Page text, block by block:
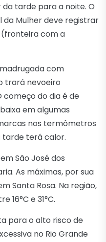
tarde para a noite. O
da Mulher deve registrar
com a
com
trará nevoeiro
começo do dia é de
em algumas
nos termômetros
tarde terá calor.
São José dos
As máximas, por sua
Santa Rosa. Na região,
16°C e 31°C.
para o alto risco de
no Rio Grande